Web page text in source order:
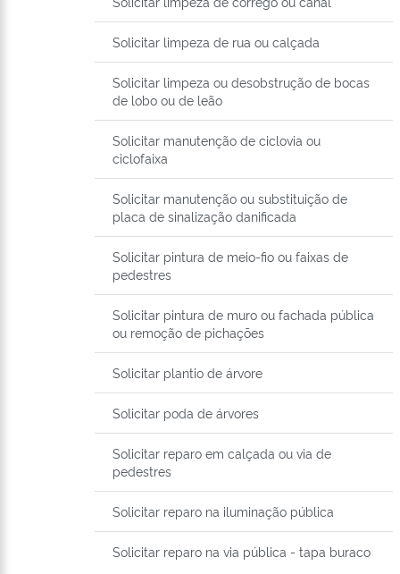
Solicitar limpeza de rua ou calçada
Solicitar limpeza ou desobstrução de bocas
de lobo ou de leão
Solicitar manutenção de ciclovia ou
ciclofaixa
Solicitar manutenção ou substituição de
placa de sinalização danificada
Solicitar pintura de meio-fio ou faixas de
pedestres
Solicitar pintura de muro ou fachada pública
ou remoção de pichações
Solicitar plantio de árvore
Solicitar poda de árvores
Solicitar reparo em calçada ou via de
pedestres
Solicitar reparo na iluminação pública
Solicitar reparo na via pública - tapa buraco